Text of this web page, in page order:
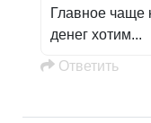
Главное чаще
денег хотим...
Oтветить